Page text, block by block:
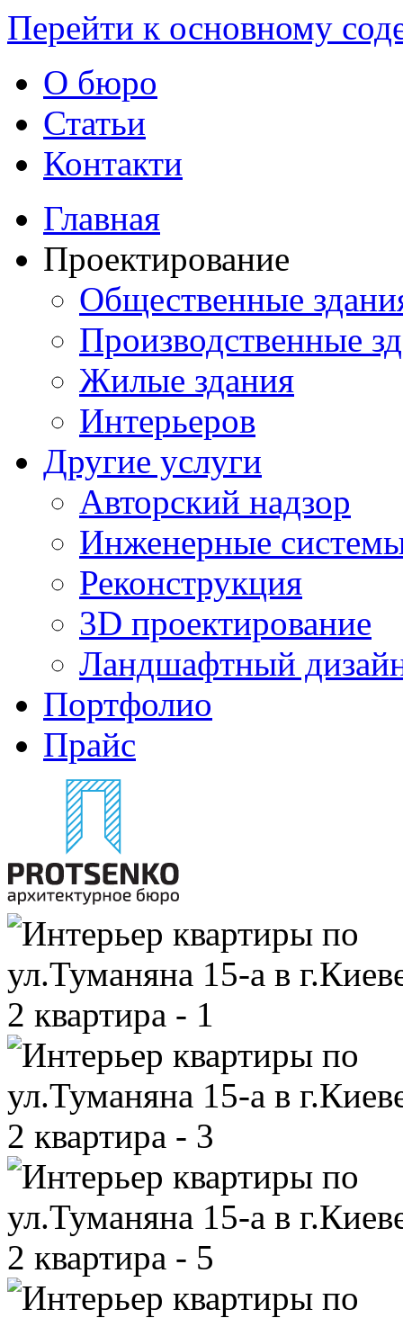
Перейти к основному
О бюро
Статьи
Контакти
Главная
Проектирование
Общественные
Производственные
Жилые здания
Интерьеров
Другие услуги
Авторский надзор
Инженерные
Реконструкция
3D проектирование
Ландшафтный
Портфолио
Прайс